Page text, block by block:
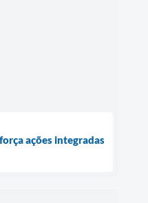
ações integradas